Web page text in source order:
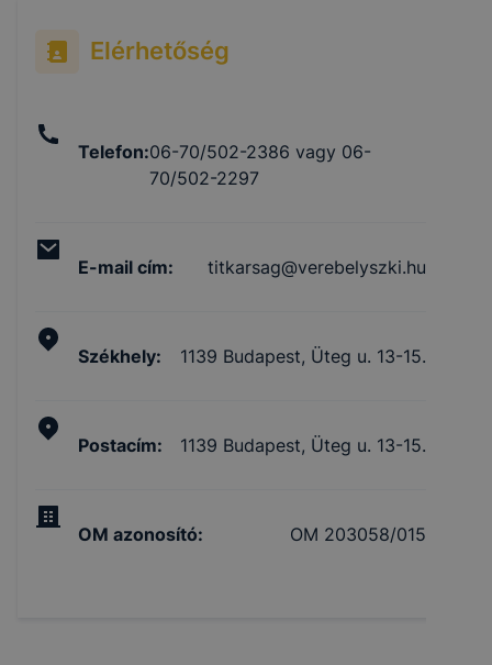
Elérhetőség
Telefon:06-70/502-2386 vagy 06-
70/502-2297
E-mail cím: titkarsag@verebelyszki.hu
Székhely: 1139 Budapest, Üteg u. 13-15.
Postacím: 1139 Budapest, Üteg u. 13-15.
OM azonosító: OM 203058/015